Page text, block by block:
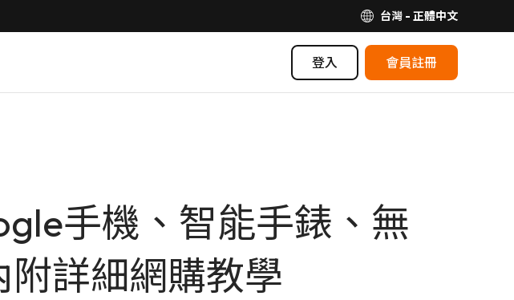
台灣 - 正體中文
登入 會員註冊
手機、智能手錶、無
詳細網購教學